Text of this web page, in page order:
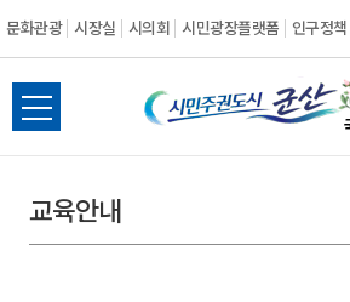
문화관광 시장실 시의회 시민광장플랫폼 인구정책
시
민
전
체
뉴
열
교육안내